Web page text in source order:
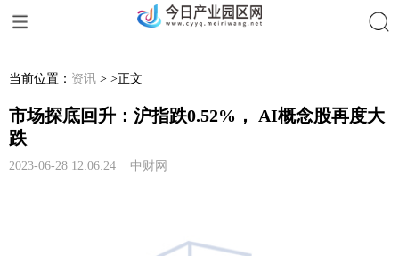
当前位置： 资讯 > >正文
市场探底回升：沪指跌0.52%， AI概念股再度大
跌
2023-06-28 12:06:24 中财网